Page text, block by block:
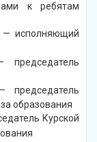
к ребятам
— исполняющий
образования
Курской